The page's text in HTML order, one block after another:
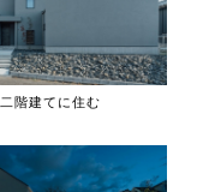
二階建てに住む